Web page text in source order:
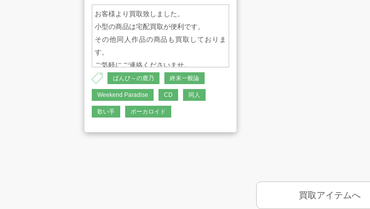
プライバシーポリシー 古物営業法に基づく表示
お客様より買取致しました。
小型の商品は宅配買取が便利です。
その他同人作品の商品も買取しておりま
す。
ご気軽にご連絡くださいませ。
ばんび～の鹿乃 終末一般論
Weekend Paradise CD 同人
歌い手 ボーカロイド
買取アイテムへ